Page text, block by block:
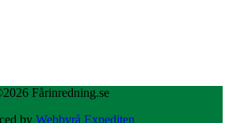
Fårinredning.se
by Webbyrå Expediten